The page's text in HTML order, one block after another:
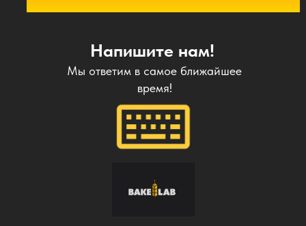
Напишите нам!
Мы ответим в самое ближайшее
время!